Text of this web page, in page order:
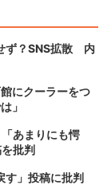
ず？SNS拡散 内
にクーラーをつ
」
あまりにも愕
批判
す」投稿に批判